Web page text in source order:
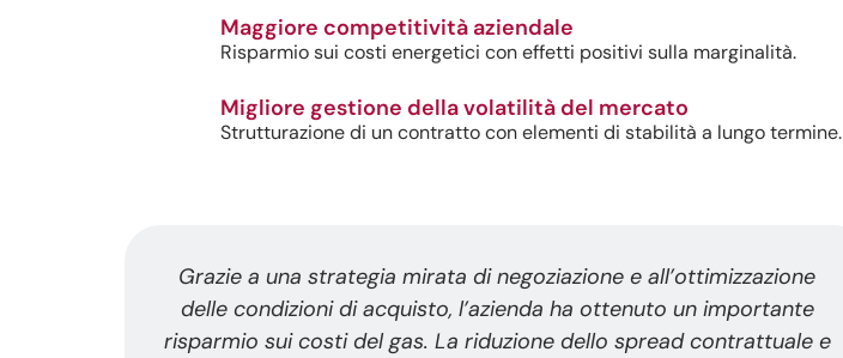
Maggiore competitività aziendale
Risparmio sui costi energetici con effetti positivi sulla marginalità.
Migliore gestione della volatilità del mercato
Strutturazione di un contratto con elementi di stabilità a lungo termine.
Grazie a una strategia mirata di negoziazione e all’ottimizzazione
delle condizioni di acquisto, l’azienda ha ottenuto un importante
risparmio sui costi del gas. La riduzione dello spread contrattuale e